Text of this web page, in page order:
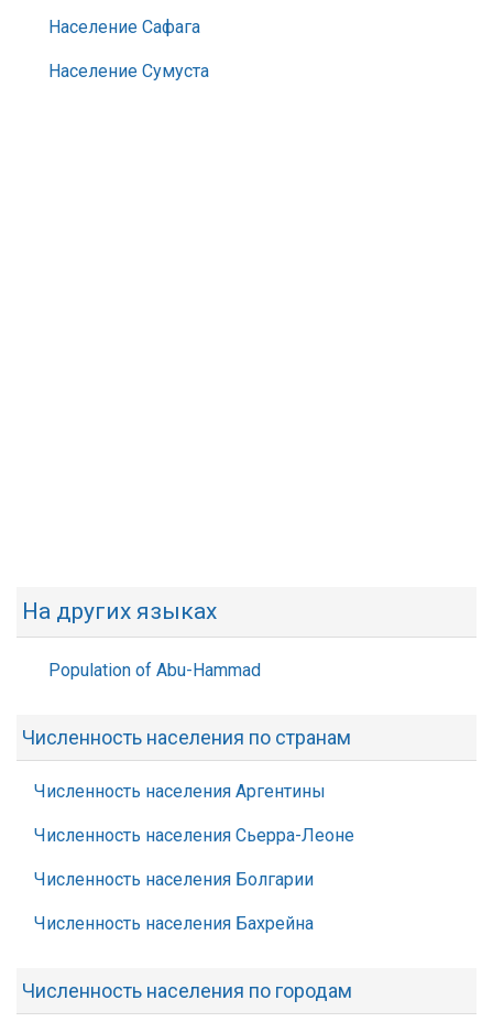
Население Сафага
Население Сумуста
На других языках
Population of Abu-Hammad
Численность населения по странам
Численность населения Аргентины
Численность населения Сьерра-Леоне
Численность населения Болгарии
Численность населения Бахрейна
Численность населения по городам